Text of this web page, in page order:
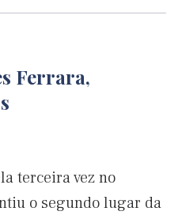
Ferrara,
terceira vez no
o segundo lugar da